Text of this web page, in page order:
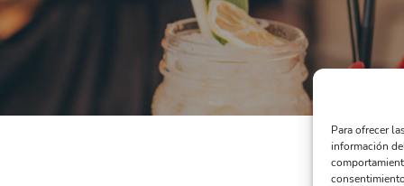
Para ofrecer
información